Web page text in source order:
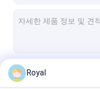
Zip 트랙 블라인드
Royal